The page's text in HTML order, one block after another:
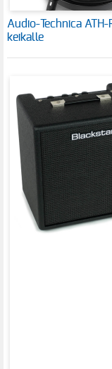
Audio-Technica
keikalle